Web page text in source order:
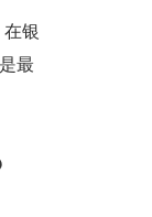
银
最